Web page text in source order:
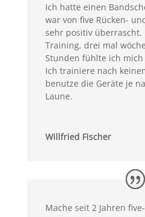
Ich hatte einen
war von five Rücken-
sehr positiv überrascht.
Training, drei mal
Stunden fühlte ich
Ich trainiere nach
benutze die Geräte je
Laune.
Willfried Fischer
Mache seit 2 Jahren